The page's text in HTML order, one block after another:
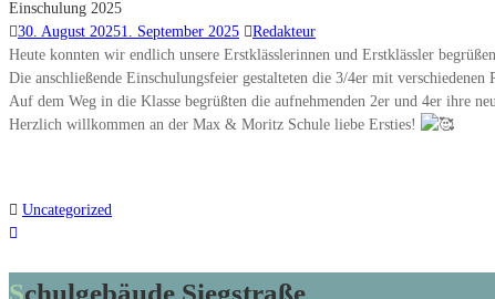
Einschulung 2025
30. August 20251. September 2025
Redakteur
Heute konnten wir endlich unsere Erstklässlerinnen und Erstklässler
Die anschließende Einschulungsfeier gestalteten die 3/4er mit verschiedenen
Auf dem Weg in die Klasse begrüßten die aufnehmenden 2er und 4er ihre
Herzlich willkommen an der Max & Moritz Schule liebe Ersties!
Uncategorized
Schulgebäude Siegstraße